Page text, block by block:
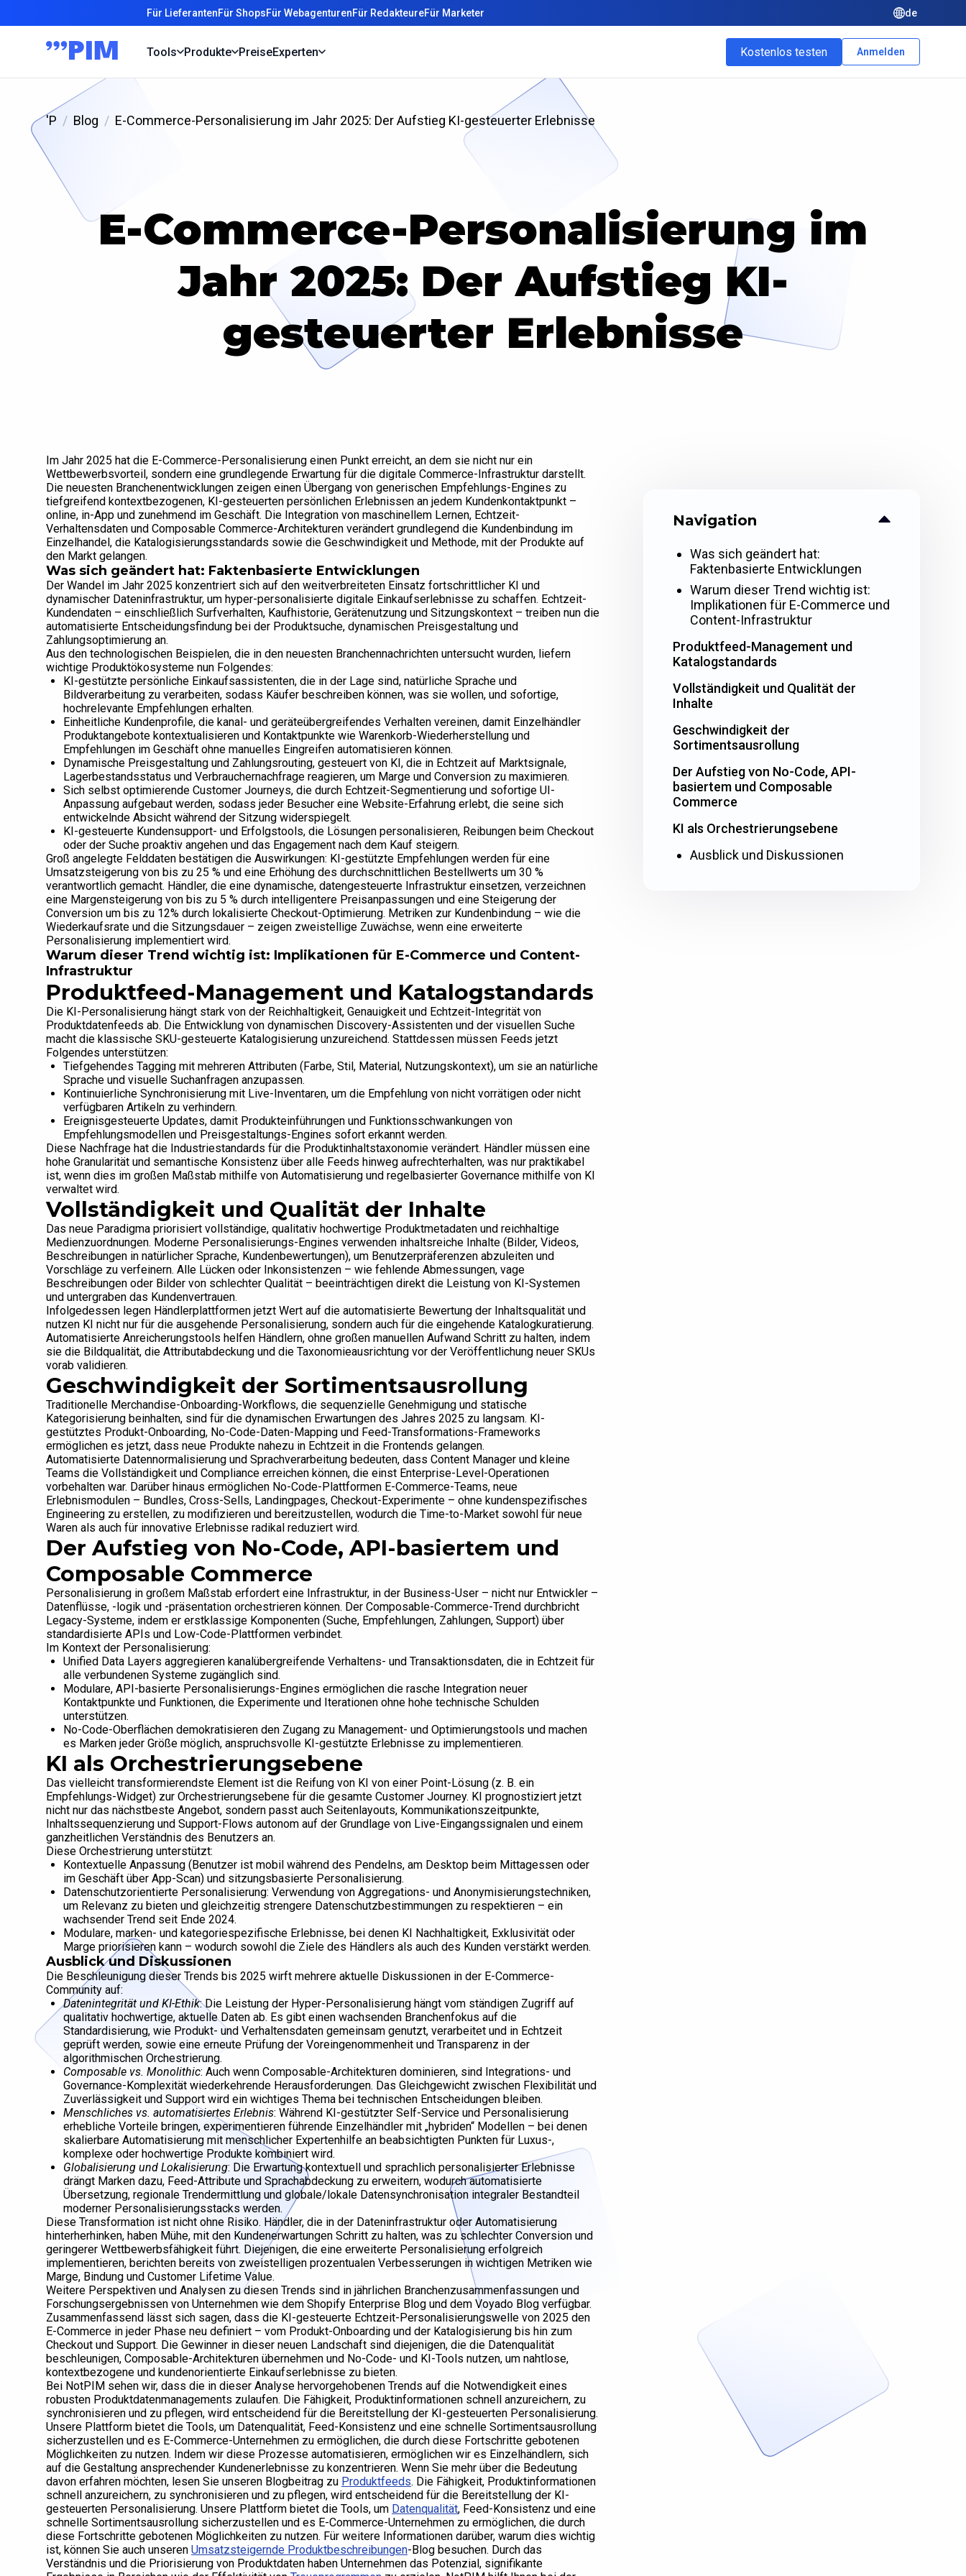
Für LieferantenFür ShopsFür WebagenturenFür RedakteureFür Marketer de
Tools Produkte PreiseExperten Kostenlos testen Anmelden
'P Blog E-Commerce-Personalisierung im Jahr 2025: Der Aufstieg KI-gesteuerter Erlebnisse
E-Commerce-Personalisierung im
Jahr 2025: Der Aufstieg KI-
gesteuerter Erlebnisse
Im Jahr 2025 hat die E-Commerce-Personalisierung einen Punkt erreicht, an dem sie nicht nur ein
Wettbewerbsvorteil, sondern eine grundlegende Erwartung für die digitale Commerce-Infrastruktur darstellt.
Die neuesten Branchenentwicklungen zeigen einen Übergang von generischen Empfehlungs-Engines zu
tiefgreifend kontextbezogenen, KI-gesteuerten persönlichen Erlebnissen an jedem Kundenkontaktpunkt –
online, in-App und zunehmend im Geschäft. Die Integration von maschinellem Lernen, Echtzeit-
Verhaltensdaten und Composable Commerce-Architekturen verändert grundlegend die Kundenbindung im
Einzelhandel, die Katalogisierungsstandards sowie die Geschwindigkeit und Methode, mit der Produkte auf
den Markt gelangen.
Was sich geändert hat: Faktenbasierte Entwicklungen
Der Wandel im Jahr 2025 konzentriert sich auf den weitverbreiteten Einsatz fortschrittlicher KI und
dynamischer Dateninfrastruktur, um hyper-personalisierte digitale Einkaufserlebnisse zu schaffen. Echtzeit-
Kundendaten – einschließlich Surfverhalten, Kaufhistorie, Gerätenutzung und Sitzungskontext – treiben nun die
automatisierte Entscheidungsfindung bei der Produktsuche, dynamischen Preisgestaltung und
Zahlungsoptimierung an.
Aus den technologischen Beispielen, die in den neuesten Branchennachrichten untersucht wurden, liefern
wichtige Produktökosysteme nun Folgendes:
KI-gestützte persönliche Einkaufsassistenten, die in der Lage sind, natürliche Sprache und
Bildverarbeitung zu verarbeiten, sodass Käufer beschreiben können, was sie wollen, und sofortige,
hochrelevante Empfehlungen erhalten.
Einheitliche Kundenprofile, die kanal- und geräteübergreifendes Verhalten vereinen, damit Einzelhändler
Produktangebote kontextualisieren und Kontaktpunkte wie Warenkorb-Wiederherstellung und
Empfehlungen im Geschäft ohne manuelles Eingreifen automatisieren können.
Dynamische Preisgestaltung und Zahlungsrouting, gesteuert von KI, die in Echtzeit auf Marktsignale,
Lagerbestandsstatus und Verbrauchernachfrage reagieren, um Marge und Conversion zu maximieren.
Sich selbst optimierende Customer Journeys, die durch Echtzeit-Segmentierung und sofortige UI-
Anpassung aufgebaut werden, sodass jeder Besucher eine Website-Erfahrung erlebt, die seine sich
entwickelnde Absicht während der Sitzung widerspiegelt.
KI-gesteuerte Kundensupport- und Erfolgstools, die Lösungen personalisieren, Reibungen beim Checkout
oder der Suche proaktiv angehen und das Engagement nach dem Kauf steigern.
Groß angelegte Felddaten bestätigen die Auswirkungen: KI-gestützte Empfehlungen werden für eine
Umsatzsteigerung von bis zu 25 % und eine Erhöhung des durchschnittlichen Bestellwerts um 30 %
verantwortlich gemacht. Händler, die eine dynamische, datengesteuerte Infrastruktur einsetzen, verzeichnen
eine Margensteigerung von bis zu 5 % durch intelligentere Preisanpassungen und eine Steigerung der
Conversion um bis zu 12% durch lokalisierte Checkout-Optimierung. Metriken zur Kundenbindung – wie die
Wiederkaufsrate und die Sitzungsdauer – zeigen zweistellige Zuwächse, wenn eine erweiterte
Personalisierung implementiert wird.
Warum dieser Trend wichtig ist: Implikationen für E-Commerce und Content-
Infrastruktur
Produktfeed-Management und Katalogstandards
Die KI-Personalisierung hängt stark von der Reichhaltigkeit, Genauigkeit und Echtzeit-Integrität von
Produktdatenfeeds ab. Die Entwicklung von dynamischen Discovery-Assistenten und der visuellen Suche
macht die klassische SKU-gesteuerte Katalogisierung unzureichend. Stattdessen müssen Feeds jetzt
Folgendes unterstützen:
Tiefgehendes Tagging mit mehreren Attributen (Farbe, Stil, Material, Nutzungskontext), um sie an natürliche
Sprache und visuelle Suchanfragen anzupassen.
Kontinuierliche Synchronisierung mit Live-Inventaren, um die Empfehlung von nicht vorrätigen oder nicht
verfügbaren Artikeln zu verhindern.
Ereignisgesteuerte Updates, damit Produkteinführungen und Funktionsschwankungen von
Empfehlungsmodellen und Preisgestaltungs-Engines sofort erkannt werden.
Diese Nachfrage hat die Industriestandards für die Produktinhaltstaxonomie verändert. Händler müssen eine
hohe Granularität und semantische Konsistenz über alle Feeds hinweg aufrechterhalten, was nur praktikabel
ist, wenn dies im großen Maßstab mithilfe von Automatisierung und regelbasierter Governance mithilfe von KI
verwaltet wird.
Vollständigkeit und Qualität der Inhalte
Das neue Paradigma priorisiert vollständige, qualitativ hochwertige Produktmetadaten und reichhaltige
Medienzuordnungen. Moderne Personalisierungs-Engines verwenden inhaltsreiche Inhalte (Bilder, Videos,
Beschreibungen in natürlicher Sprache, Kundenbewertungen), um Benutzerpräferenzen abzuleiten und
Vorschläge zu verfeinern. Alle Lücken oder Inkonsistenzen – wie fehlende Abmessungen, vage
Beschreibungen oder Bilder von schlechter Qualität – beeinträchtigen direkt die Leistung von KI-Systemen
und untergraben das Kundenvertrauen.
Infolgedessen legen Händlerplattformen jetzt Wert auf die automatisierte Bewertung der Inhaltsqualität und
nutzen KI nicht nur für die ausgehende Personalisierung, sondern auch für die eingehende Katalogkuratierung.
Automatisierte Anreicherungstools helfen Händlern, ohne großen manuellen Aufwand Schritt zu halten, indem
sie die Bildqualität, die Attributabdeckung und die Taxonomieausrichtung vor der Veröffentlichung neuer SKUs
vorab validieren.
Geschwindigkeit der Sortimentsausrollung
Traditionelle Merchandise-Onboarding-Workflows, die sequenzielle Genehmigung und statische
Kategorisierung beinhalten, sind für die dynamischen Erwartungen des Jahres 2025 zu langsam. KI-
gestütztes Produkt-Onboarding, No-Code-Daten-Mapping und Feed-Transformations-Frameworks
ermöglichen es jetzt, dass neue Produkte nahezu in Echtzeit in die Frontends gelangen.
Automatisierte Datennormalisierung und Sprachverarbeitung bedeuten, dass Content Manager und kleine
Teams die Vollständigkeit und Compliance erreichen können, die einst Enterprise-Level-Operationen
vorbehalten war. Darüber hinaus ermöglichen No-Code-Plattformen E-Commerce-Teams, neue
Erlebnismodulen – Bundles, Cross-Sells, Landingpages, Checkout-Experimente – ohne kundenspezifisches
Engineering zu erstellen, zu modifizieren und bereitzustellen, wodurch die Time-to-Market sowohl für neue
Waren als auch für innovative Erlebnisse radikal reduziert wird.
Der Aufstieg von No-Code, API-basiertem und
Composable Commerce
Personalisierung in großem Maßstab erfordert eine Infrastruktur, in der Business-User – nicht nur Entwickler –
Datenflüsse, -logik und -präsentation orchestrieren können. Der Composable-Commerce-Trend durchbricht
Legacy-Systeme, indem er erstklassige Komponenten (Suche, Empfehlungen, Zahlungen, Support) über
standardisierte APIs und Low-Code-Plattformen verbindet.
Im Kontext der Personalisierung:
Unified Data Layers aggregieren kanalübergreifende Verhaltens- und Transaktionsdaten, die in Echtzeit für
alle verbundenen Systeme zugänglich sind.
Modulare, API-basierte Personalisierungs-Engines ermöglichen die rasche Integration neuer
Kontaktpunkte und Funktionen, die Experimente und Iterationen ohne hohe technische Schulden
unterstützen.
No-Code-Oberflächen demokratisieren den Zugang zu Management- und Optimierungstools und machen
es Marken jeder Größe möglich, anspruchsvolle KI-gestützte Erlebnisse zu implementieren.
KI als Orchestrierungsebene
Das vielleicht transformierendste Element ist die Reifung von KI von einer Point-Lösung (z. B. ein
Empfehlungs-Widget) zur Orchestrierungsebene für die gesamte Customer Journey. KI prognostiziert jetzt
nicht nur das nächstbeste Angebot, sondern passt auch Seitenlayouts, Kommunikationszeitpunkte,
Inhaltssequenzierung und Support-Flows autonom auf der Grundlage von Live-Eingangssignalen und einem
ganzheitlichen Verständnis des Benutzers an.
Diese Orchestrierung unterstützt:
Kontextuelle Anpassung (Benutzer ist mobil während des Pendelns, am Desktop beim Mittagessen oder
im Geschäft über App-Scan) und sitzungsbasierte Personalisierung.
Datenschutzorientierte Personalisierung: Verwendung von Aggregations- und Anonymisierungstechniken,
um Relevanz zu bieten und gleichzeitig strengere Datenschutzbestimmungen zu respektieren – ein
wachsender Trend seit Ende 2024.
Modulare, marken- und kategoriespezifische Erlebnisse, bei denen KI Nachhaltigkeit, Exklusivität oder
Marge priorisieren kann – wodurch sowohl die Ziele des Händlers als auch des Kunden verstärkt werden.
Ausblick und Diskussionen
Die Beschleunigung dieser Trends bis 2025 wirft mehrere aktuelle Diskussionen in der E-Commerce-
Community auf:
Datenintegrität und KI-Ethik: Die Leistung der Hyper-Personalisierung hängt vom ständigen Zugriff auf
qualitativ hochwertige, aktuelle Daten ab. Es gibt einen wachsenden Branchenfokus auf die
Standardisierung, wie Produkt- und Verhaltensdaten gemeinsam genutzt, verarbeitet und in Echtzeit
geprüft werden, sowie eine erneute Prüfung der Voreingenommenheit und Transparenz in der
algorithmischen Orchestrierung.
Composable vs. Monolithic: Auch wenn Composable-Architekturen dominieren, sind Integrations- und
Governance-Komplexität wiederkehrende Herausforderungen. Das Gleichgewicht zwischen Flexibilität und
Zuverlässigkeit und Support wird ein wichtiges Thema bei technischen Entscheidungen bleiben.
Menschliches vs. automatisiertes Erlebnis: Während KI-gestützter Self-Service und Personalisierung
erhebliche Vorteile bringen, experimentieren führende Einzelhändler mit „hybriden“ Modellen – bei denen
skalierbare Automatisierung mit menschlicher Expertenhilfe an beabsichtigten Punkten für Luxus-,
komplexe oder hochwertige Produkte kombiniert wird.
Globalisierung und Lokalisierung: Die Erwartung kontextuell und sprachlich personalisierter Erlebnisse
drängt Marken dazu, Feed-Attribute und Sprachabdeckung zu erweitern, wodurch automatisierte
Übersetzung, regionale Trendermittlung und globale/lokale Datensynchronisation integraler Bestandteil
moderner Personalisierungsstacks werden.
Diese Transformation ist nicht ohne Risiko. Händler, die in der Dateninfrastruktur oder Automatisierung
hinterherhinken, haben Mühe, mit den Kundenerwartungen Schritt zu halten, was zu schlechter Conversion und
geringerer Wettbewerbsfähigkeit führt. Diejenigen, die eine erweiterte Personalisierung erfolgreich
implementieren, berichten bereits von zweistelligen prozentualen Verbesserungen in wichtigen Metriken wie
Marge, Bindung und Customer Lifetime Value.
Weitere Perspektiven und Analysen zu diesen Trends sind in jährlichen Branchenzusammenfassungen und
Forschungsergebnissen von Unternehmen wie dem Shopify Enterprise Blog und dem Voyado Blog verfügbar.
Zusammenfassend lässt sich sagen, dass die KI-gesteuerte Echtzeit-Personalisierungswelle von 2025 den
E-Commerce in jeder Phase neu definiert – vom Produkt-Onboarding und der Katalogisierung bis hin zum
Checkout und Support. Die Gewinner in dieser neuen Landschaft sind diejenigen, die die Datenqualität
beschleunigen, Composable-Architekturen übernehmen und No-Code- und KI-Tools nutzen, um nahtlose,
kontextbezogene und kundenorientierte Einkaufserlebnisse zu bieten.
Bei NotPIM sehen wir, dass die in dieser Analyse hervorgehobenen Trends auf die Notwendigkeit eines
robusten Produktdatenmanagements zulaufen. Die Fähigkeit, Produktinformationen schnell anzureichern, zu
synchronisieren und zu pflegen, wird entscheidend für die Bereitstellung der KI-gesteuerten Personalisierung.
Unsere Plattform bietet die Tools, um Datenqualität, Feed-Konsistenz und eine schnelle Sortimentsausrollung
sicherzustellen und es E-Commerce-Unternehmen zu ermöglichen, die durch diese Fortschritte gebotenen
Möglichkeiten zu nutzen. Indem wir diese Prozesse automatisieren, ermöglichen wir es Einzelhändlern, sich
auf die Gestaltung ansprechender Kundenerlebnisse zu konzentrieren. Wenn Sie mehr über die Bedeutung
davon erfahren möchten, lesen Sie unseren Blogbeitrag zu Produktfeeds. Die Fähigkeit, Produktinformationen
schnell anzureichern, zu synchronisieren und zu pflegen, wird entscheidend für die Bereitstellung der KI-
gesteuerten Personalisierung. Unsere Plattform bietet die Tools, um Datenqualität, Feed-Konsistenz und eine
schnelle Sortimentsausrollung sicherzustellen und es E-Commerce-Unternehmen zu ermöglichen, die durch
diese Fortschritte gebotenen Möglichkeiten zu nutzen. Für weitere Informationen darüber, warum dies wichtig
ist, können Sie auch unseren Umsatzsteigernde Produktbeschreibungen-Blog besuchen. Durch das
Verständnis und die Priorisierung von Produktdaten haben Unternehmen das Potenzial, signifikante
Navigation
Was sich geändert hat:
Faktenbasierte Entwicklungen
Warum dieser Trend wichtig ist:
Implikationen für E-Commerce und
Content-Infrastruktur
Produktfeed-Management und
Katalogstandards
Vollständigkeit und Qualität der
Inhalte
Geschwindigkeit der
Sortimentsausrollung
Der Aufstieg von No-Code, API-
basiertem und Composable
Commerce
KI als Orchestrierungsebene
Ausblick und Diskussionen